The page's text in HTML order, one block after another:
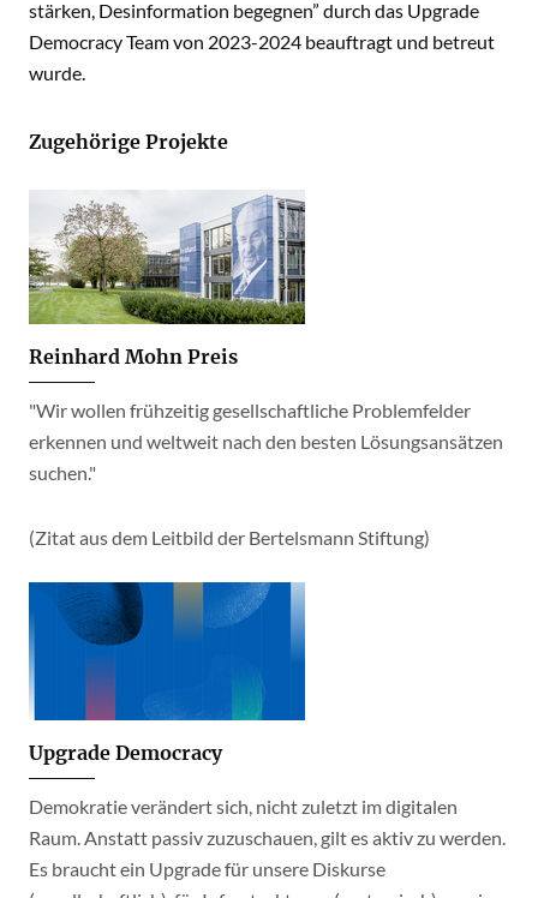
stärken, Desinformation begegnen” durch das Upgrade
Democracy Team von 2023-2024 beauftragt und betreut
wurde.
Zugehörige Projekte
Reinhard Mohn Preis
"Wir wollen frühzeitig gesellschaftliche Problemfelder
erkennen und weltweit nach den besten Lösungsansätzen
suchen."
(Zitat aus dem Leitbild der Bertelsmann Stiftung)
Upgrade Democracy
Demokratie verändert sich, nicht zuletzt im digitalen
Raum. Anstatt passiv zuzuschauen, gilt es aktiv zu werden.
Es braucht ein Upgrade für unsere Diskurse